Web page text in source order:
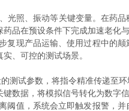
光照、振动等关键变量。在药
品在预设条件下完成加速老化与
现产品运输、使用过程中的颠
、可控的测试场景。
试参数，将指令精准传递至
数据，将模拟信号转化为数字
值，系统会立即触发报警，并